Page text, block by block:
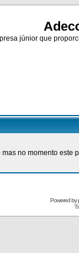
júnior que
mas no momento este
Powered by